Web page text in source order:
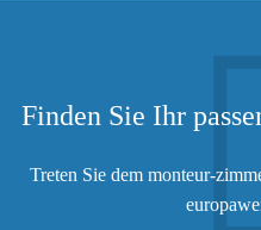
Finden Sie Ihr
Treten Sie dem monteur-